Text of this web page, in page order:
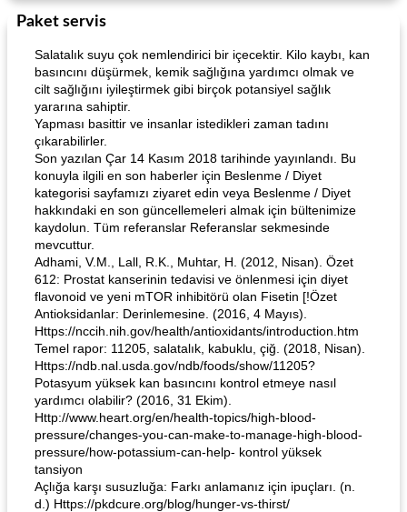
Paket servis
Salatalık suyu çok nemlendirici bir içecektir. Kilo kaybı, kan
basıncını düşürmek, kemik sağlığına yardımcı olmak ve
cilt sağlığını iyileştirmek gibi birçok potansiyel sağlık
yararına sahiptir.
Yapması basittir ve insanlar istedikleri zaman tadını
çıkarabilirler.
Son yazılan Çar 14 Kasım 2018 tarihinde yayınlandı. Bu
konuyla ilgili en son haberler için Beslenme / Diyet
kategorisi sayfamızı ziyaret edin veya Beslenme / Diyet
hakkındaki en son güncellemeleri almak için bültenimize
kaydolun. Tüm referanslar Referanslar sekmesinde
mevcuttur.
Adhami, V.M., Lall, R.K., Muhtar, H. (2012, Nisan). Özet
612: Prostat kanserinin tedavisi ve önlenmesi için diyet
flavonoid ve yeni mTOR inhibitörü olan Fisetin [!Özet
Antioksidanlar: Derinlemesine. (2016, 4 Mayıs).
Https://nccih.nih.gov/health/antioxidants/introduction.htm
Temel rapor: 11205, salatalık, kabuklu, çiğ. (2018, Nisan).
Https://ndb.nal.usda.gov/ndb/foods/show/11205?
Potasyum yüksek kan basıncını kontrol etmeye nasıl
yardımcı olabilir? (2016, 31 Ekim).
Http://www.heart.org/en/health-topics/high-blood-
pressure/changes-you-can-make-to-manage-high-blood-
pressure/how-potassium-can-help- kontrol yüksek
tansiyon
Açlığa karşı susuzluğa: Farkı anlamanız için ipuçları. (n.
d.) Https://pkdcure.org/blog/hunger-vs-thirst/